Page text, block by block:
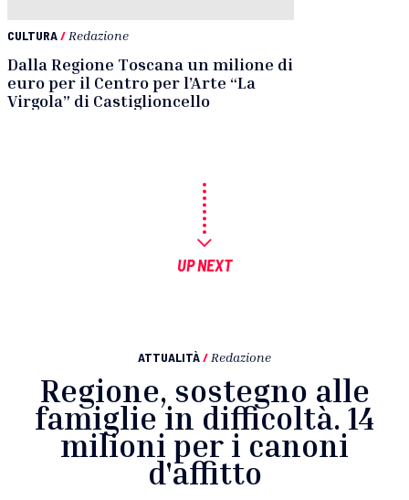
CULTURA/ Redazione
Dalla Regione Toscana un milione di
euro per il Centro per l’Arte “La
Virgola” di Castiglioncello
UP NEXT
ATTUALITÀ/ Redazione
Regione, sostegno alle
famiglie in difficoltà. 14
milioni per i canoni
d'affitto